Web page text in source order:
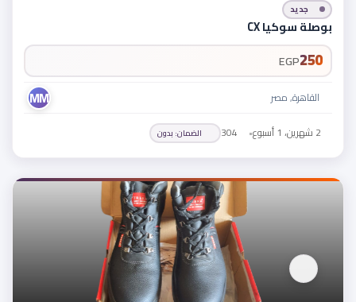
جديد
بوصلة سوكيا CX
250
EGP
القاهرة, مصر MM
2 شهرين، 1 أسبوع •
304 الضمان: بدون